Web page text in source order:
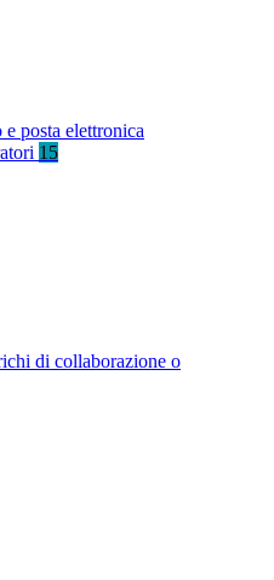
e posta elettronica
15
di collaborazione o